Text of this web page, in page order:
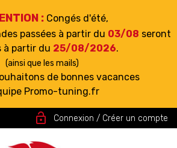
: Congés d'été,
passées à partir du 03/08 seront
à partir du 25/08/2026.
(ainsi que les mails)
de bonnes vacances
Promo-tuning.fr
lock_open Connexion / Créer un compte